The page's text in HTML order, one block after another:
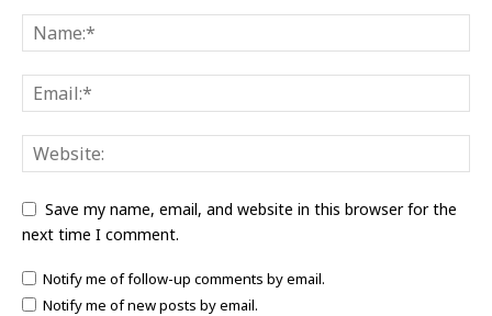
Save my name, email, and website in this browser for the
next time I comment.
Notify me of follow-up comments by email.
Notify me of new posts by email.